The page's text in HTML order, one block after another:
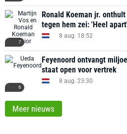
7
Ronald Koeman jr.
tegen hem zei: 'Heel
8 aug. 18:52
6
Feyenoord ontvangt
staat open voor vertrek
8 aug. 23:30
Meer nieuws